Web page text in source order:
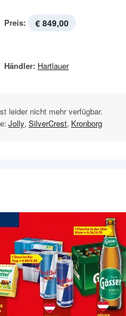
Preis: € 849,00
Händler: Hartlauer
leider nicht mehr verfügbar.
Jolly, SilverCrest, Kronborg